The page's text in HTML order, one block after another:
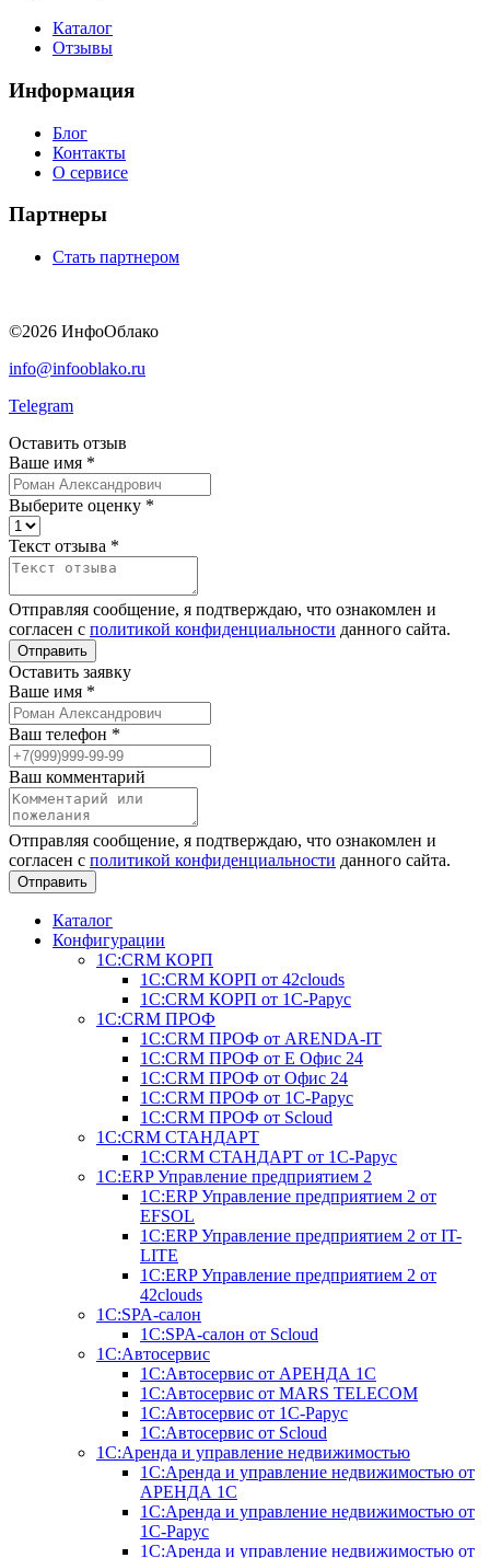
Каталог
Отзывы
Информация
Блог
Контакты
О сервисе
Партнеры
Стать партнером
©2026 ИнфоОблако
info@infooblako.ru
Telegram
Оставить отзыв
Ваше имя *
Выберите оценку *
Текст отзыва *
Отправляя сообщение, я подтверждаю, что ознакомлен и
согласен с политикой конфиденциальности данного сайта.
Отправить
Оставить заявку
Ваше имя *
Ваш телефон *
Ваш комментарий
Отправляя сообщение, я подтверждаю, что ознакомлен и
согласен с политикой конфиденциальности данного сайта.
Отправить
Каталог
Конфигурации
1С:CRM КОРП
1С:CRM КОРП от 42clouds
1С:CRM КОРП от 1С-Рарус
1С:CRM ПРОФ
1С:CRM ПРОФ от ARENDA-IT
1С:CRM ПРОФ от Е Офис 24
1С:CRM ПРОФ от Офис 24
1С:CRM ПРОФ от 1С-Рарус
1С:CRM ПРОФ от Scloud
1С:CRM СТАНДАРТ
1С:CRM СТАНДАРТ от 1С-Рарус
1С:ERP Управление предприятием 2
1С:ERP Управление предприятием 2 от
EFSOL
1С:ERP Управление предприятием 2 от IT-
LITE
1С:ERP Управление предприятием 2 от
42clouds
1С:SPA-салон
1С:SPA-салон от Scloud
1С:Автосервис
1С:Автосервис от АРЕНДА 1С
1С:Автосервис от MARS TELECOM
1С:Автосервис от 1С-Рарус
1С:Автосервис от Scloud
1С:Аренда и управление недвижимостью
1С:Аренда и управление недвижимостью от
АРЕНДА 1С
1С:Аренда и управление недвижимостью от
1С-Рарус
1С:Аренда и управление недвижимостью от